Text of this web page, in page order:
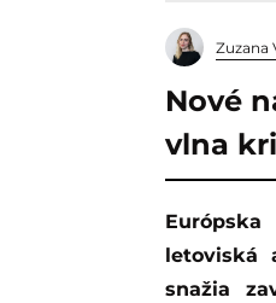
Zuzana
Nové
vlna
Európska letná dovolenková sezóna znamená, že turisti zaplavia pobrežné
letoviská
snažia